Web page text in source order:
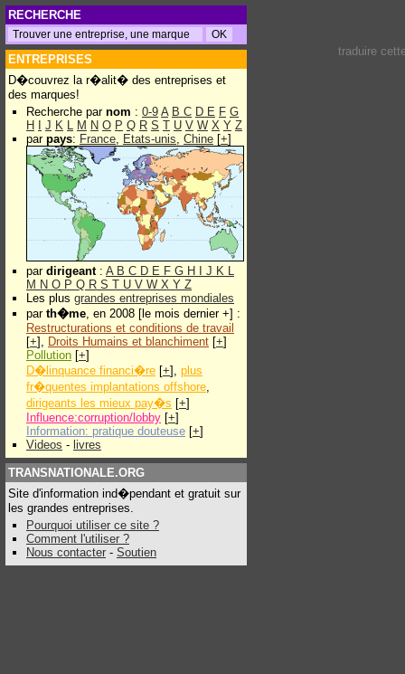
RECHERCHE
ENTREPRISES
D�couvrez la r�alit� des entreprises et
des marques!
Recherche par nom : 0-9 A B C D E F G
H
J K L M N O P Q R S T U V W X Y Z
par pays: France, Etats-unis, Chine [+]
par dirigeant: A B C D E F G H J K L
M N O P Q R S T U V W X Y Z
Les plus grandes entreprises mondiales
par th�me, en 2008 [le mois dernier +] :
Restructurations et conditions de travail
[+], Droits Humains et blanchiment [+]
Pollution [+]
D�linquance financi�re [+], plus
fr�quentes implantations offshore,
dirigeants les mieux pay�s [+]
Influence:corruption/lobby [+]
Information: pratique douteuse [+]
Videos - livres
TRANSNATIONALE.ORG
Site d'information ind�pendant et gratuit sur
les grandes entreprises.
Pourquoi utiliser ce site ?
Comment l'utiliser ?
Nous contacter - Soutien
traduire